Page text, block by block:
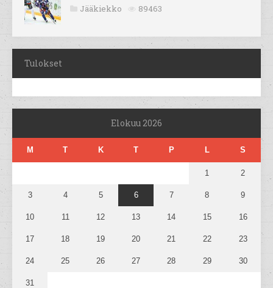
Jääkiekko 89463
Tulokset
Elokuu 2026
M T K T P L S
1 2
3 4 5 6 7 8 9
10 11 12 13 14 15 16
17 18 19 20 21 22 23
24 25 26 27 28 29 30
31